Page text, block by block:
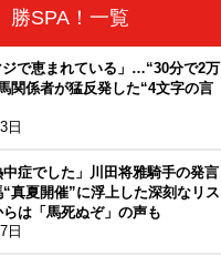
勝SPA！一覧
ジで恵まれている」…“30分で2万
関係者が猛反発した“4文字の言
日
中症でした」川田将雅騎手の発言
真夏開催”に浮上した深刻なリス
は「馬死ぬぞ」の声も
日